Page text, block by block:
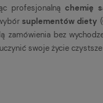
profesjonalną chemię
suplementów diety
zamówienia bez
swoje życie